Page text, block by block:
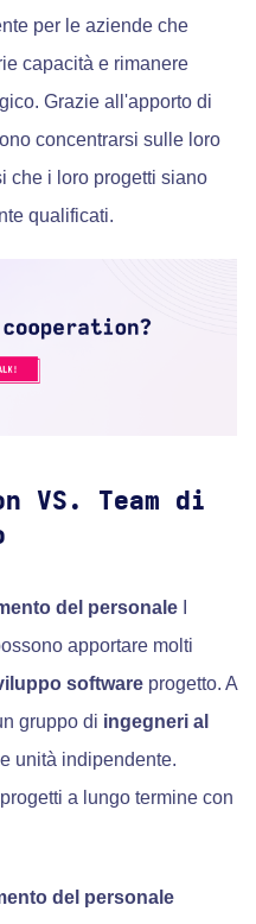
per le aziende che
capacità e rimanere
Grazie all'apporto di
concentrarsi sulle loro
che i loro progetti siano
qualificati.
VS. Team di
del personale
apportare molti
software progetto. A
gruppo di ingegneri al
unità indipendente.
a lungo termine con
del personale